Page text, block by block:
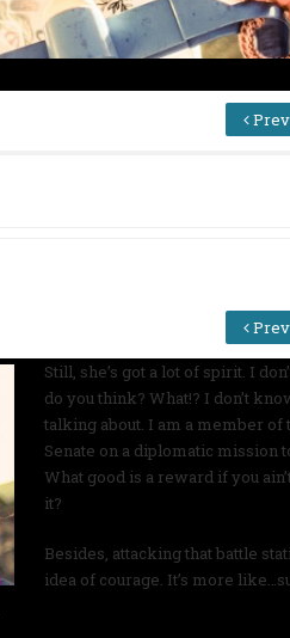
Prev
Prev
Still, she’s got a lot of spirit. I
do you think? What!? I don’t
talking about. I am a member
Senate on a diplomatic mission
What good is a reward if you
it?
Besides, attacking that battle
idea of courage. It’s more